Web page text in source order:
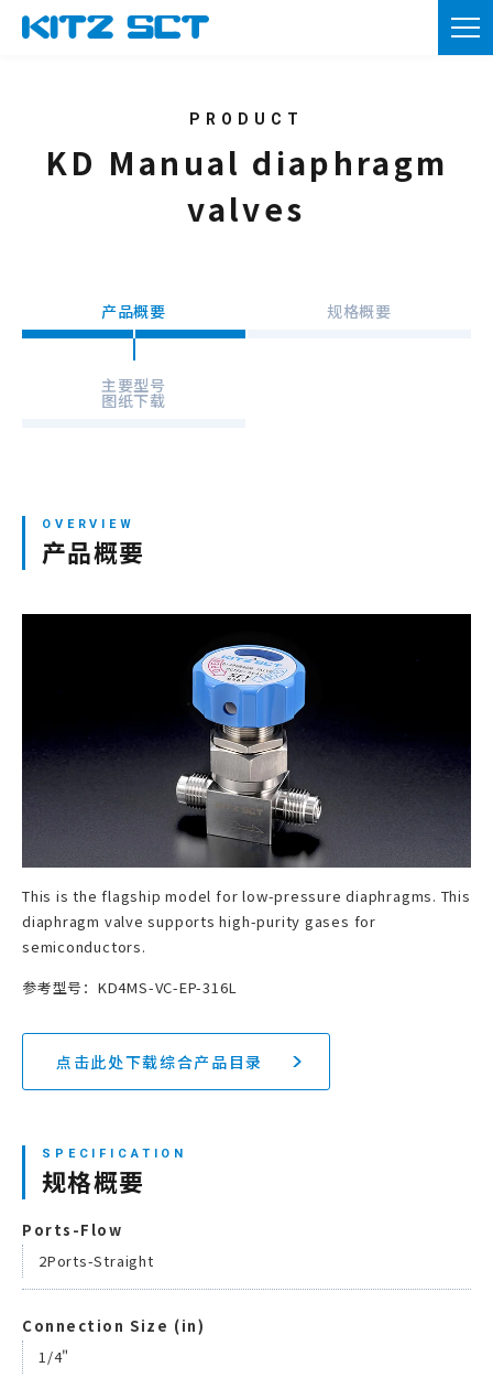
JP EN CN KR
TOP
网站地图
KD Manual diaphragm
valves
产品概要 规格概要
主要型号
图纸下载
产品概要
This is the flagship model for low-pressure diaphragms. This
diaphragm valve supports high-purity gases for
semiconductors.
参考型号：KD4MS-VC-EP-316L
点击此处下载综合产品目录
规格概要
Ports-Flow
2Ports-Straight
Connection Size (in)
1/4"